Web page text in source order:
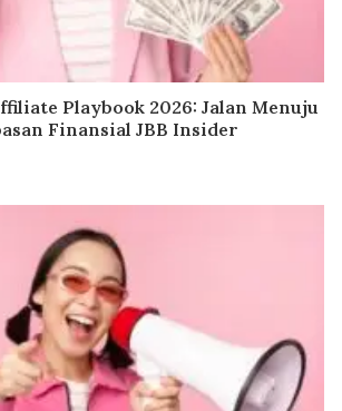
Playbook 2026: Jalan Menuju
Finansial JBB Insider